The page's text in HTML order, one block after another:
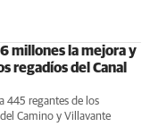
millones la mejora y
regadíos del Canal
445 regantes de los
Camino y Villavante